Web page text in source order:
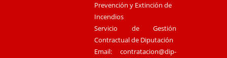
Prevención y Extinción de
Incendios
Servicio de Gestión
Contractual de Diputación
Email:contratacion@dip-